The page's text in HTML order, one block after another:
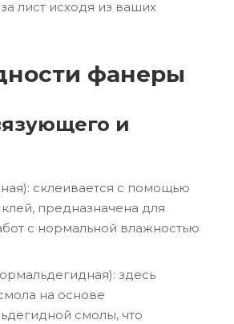
лист исходя из ваших
фанеры
и
склеивается с помощью
предназначена для
с нормальной влажностью
здесь
на основе
смолы, что